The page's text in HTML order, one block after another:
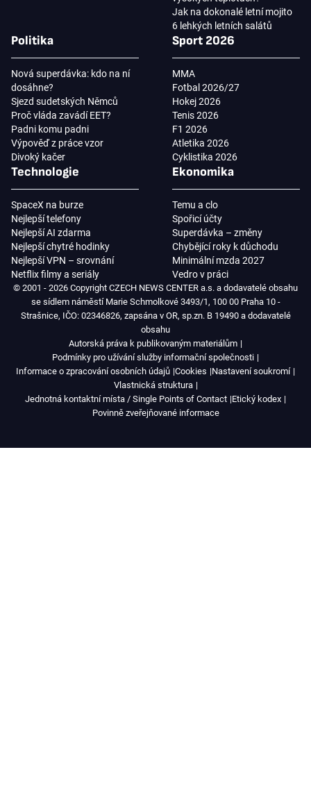
© 2001 - 2026 Copyright CZECH NEWS CENTER a.s. a dodavatelé obsahu
se sídlem náměstí Marie Schmolkové 3493/1, 100 00 Praha 10 -
Strašnice, IČO: 02346826, zapsána v OR, sp.zn. B 19490 a dodavatelé
obsahu
Autorská práva k publikovaným materiálům
Podmínky pro užívání služby informační společnosti
Informace o zpracování osobních údajů Cookies Nastavení soukromí
Vlastnická struktura
Jednotná kontaktní místa / Single Points of Contact Etický kodex
Povinně zveřejňované informace
Jak na dokonalé letní mojito
6 lehkých letních salátů
Politika
Nová superdávka: kdo na ní
dosáhne?
Sjezd sudetských Němců
Proč vláda zavádí EET?
Padni komu padni
Výpověď z práce vzor
Divoký kačer
Sport 2026
MMA
Fotbal 2026/27
Hokej 2026
Tenis 2026
F1 2026
Atletika 2026
Cyklistika 2026
Technologie
SpaceX na burze
Nejlepší telefony
Nejlepší AI zdarma
Nejlepší chytré hodinky
Nejlepší VPN – srovnání
Netflix filmy a seriály
Ekonomika
Temu a clo
Spořicí účty
Superdávka – změny
Chybějící roky k důchodu
Minimální mzda 2027
Vedro v práci